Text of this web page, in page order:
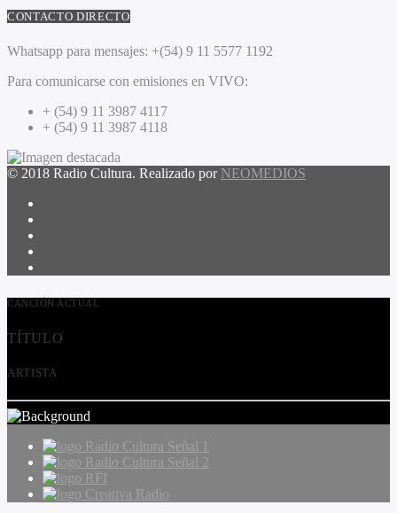
CONTACTO DIRECTO
Whatsapp para mensajes: +(54) 9 11 5577 1192
Para comunicarse con emisiones en VIVO:
+ (54) 9 11 3987 4117
+ (54) 9 11 3987 4118
© 2018 Radio Cultura. Realizado por NEOMEDIOS
CANCIÓN ACTUAL
TÍTULO
ARTISTA
Radio Cultura Señal 1
Radio Cultura Señal 2
RFI
Creativa Radio